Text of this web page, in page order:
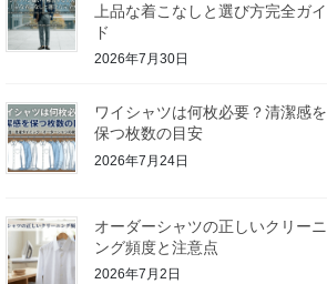
上品な着こなしと選び方完全ガイ
ド
2026年7月30日
ワイシャツは何枚必要？清潔感を
保つ枚数の目安
2026年7月24日
オーダーシャツの正しいクリーニ
ング頻度と注意点
2026年7月2日